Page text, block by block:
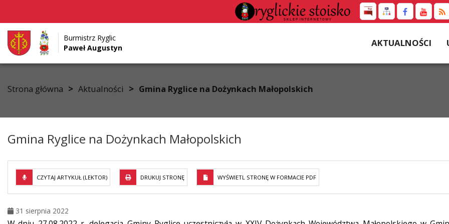
Przejdź do menu
Przejdź do głównej treści strony
Przejdź do stopki strony
Burmistrz Ryglic
Paweł Augustyn
AKTUALNOŚCI
Strona główna > Aktualności > Gmina Ryglice na Dożynkach Małopolskich
Gmina Ryglice na Dożynkach Małopolskich
CZYTAJ ARTYKUŁ (LEKTOR) DRUKUJ STRONĘ WYŚWIETL STRONĘ W FORMACIE PDF
31 sierpnia 2022